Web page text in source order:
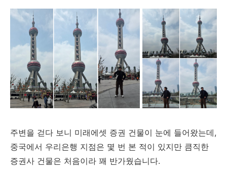
주변을 걷다 보니 미래에셋 증권 건물이 눈에 들어왔는데,
중국에서 우리은행 지점은 몇 번 본 적이 있지만 큼직한
증권사 건물은 처음이라 꽤 반가웠습니다.